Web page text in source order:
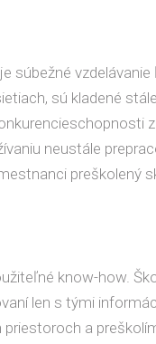
súbežné vzdelávanie
sú kladené
neustále
preškolený
know-how.
len s tými
a